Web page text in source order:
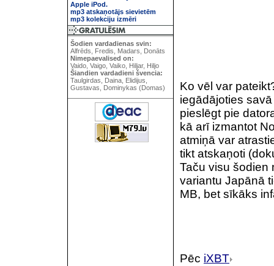
Apple iPod.
mp3 atskaņotājs sievietēm
mp3 kolekciju izmēri
Šodien vardadienas svin:
Alfrēds, Fredis, Madars, Donāts
Nimepaevalised on:
Vaido, Vaigo, Vaiko, Hiljar, Hiljo
Šiandien vardadieni švencia:
Taulgirdas, Daina, Elidijus,
Gustavas, Dominykas (Domas)
Ko vēl var
iegādājoties
pieslēgt pie
kā arī izmantot
atmiņā var
tikt atskaņoti
Taču visu šodien
variantu Japānā
MB, bet sīkāks
Pēc iXBT